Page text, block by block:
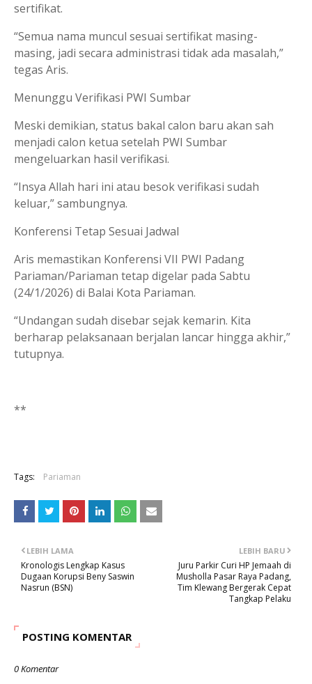
sertifikat.
“Semua nama muncul sesuai sertifikat masing-
masing, jadi secara administrasi tidak ada masalah,”
tegas Aris.
Menunggu Verifikasi PWI Sumbar
Meski demikian, status bakal calon baru akan sah
menjadi calon ketua setelah PWI Sumbar
mengeluarkan hasil verifikasi.
“Insya Allah hari ini atau besok verifikasi sudah
keluar,” sambungnya.
Konferensi Tetap Sesuai Jadwal
Aris memastikan Konferensi VII PWI Padang
Pariaman/Pariaman tetap digelar pada Sabtu
(24/1/2026) di Balai Kota Pariaman.
“Undangan sudah disebar sejak kemarin. Kita
berharap pelaksanaan berjalan lancar hingga akhir,”
tutupnya.
**
Tags: Pariaman
LEBIH BARU
Juru Parkir Curi HP Jemaah di
Musholla Pasar Raya Padang,
Tim Klewang Bergerak Cepat
Tangkap Pelaku
LEBIH LAMA
Kronologis Lengkap Kasus
Dugaan Korupsi Beny Saswin
Nasrun (BSN)
POSTING KOMENTAR
0 Komentar